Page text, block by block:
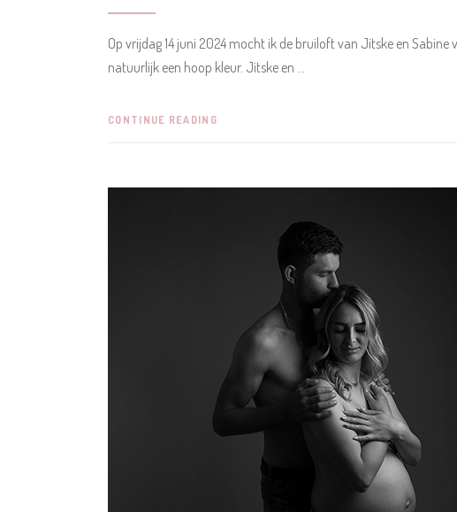
Op vrijdag 14 juni 2024 mocht ik de bruiloft van Jitske en
natuurlijk een hoop kleur. Jitske en
CONTINUE READING